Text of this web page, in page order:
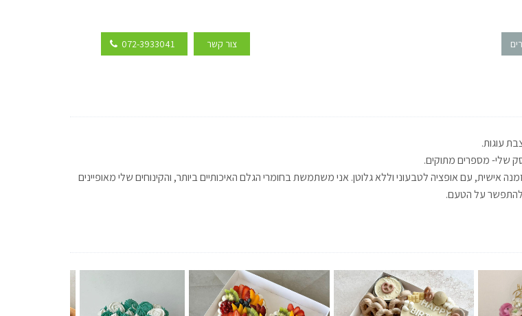
צור קשר
שלי- מספרים מתוקים.
אישית, עם אופציה לטבעוני וללא גלוטן. אני משתמשת בחומרי הגלם האיכותיים ביותר, והקינוחים שלי מאופיינים
להתפשר על הטעם.